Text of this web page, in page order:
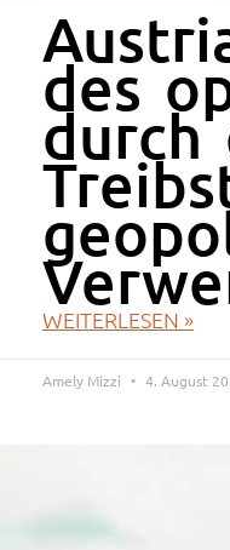
des
durch
WEITERLESEN »
Amely Mizzi 4. August